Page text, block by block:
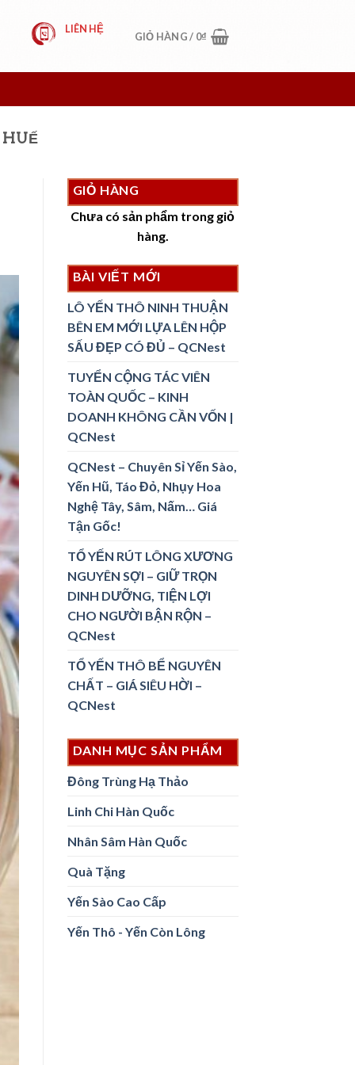
LIÊN HỆ
GIỎ HÀNG / 0₫
GIỎ HÀNG
Chưa có sản phẩm trong giỏ
hàng.
BÀI VIẾT MỚI
LÔ YẾN THÔ NINH THUẬN
BÊN EM MỚI LỰA LÊN HỘP
SẤU ĐẸP CÓ ĐỦ – QCNest
TUYỂN CỘNG TÁC VIÊN
TOÀN QUỐC – KINH
DOANH KHÔNG CẦN VỐN |
QCNest
QCNest – Chuyên Sỉ Yến Sào,
Yến Hũ, Táo Đỏ, Nhụy Hoa
Nghệ Tây, Sâm, Nấm… Giá
Tận Gốc!
TỔ YẾN RÚT LÔNG XƯƠNG
NGUYÊN SỢI – GIỮ TRỌN
DINH DƯỠNG, TIỆN LỢI
CHO NGƯỜI BẬN RỘN –
QCNest
TỔ YẾN THÔ BỂ NGUYÊN
CHẤT – GIÁ SIÊU HỜI –
QCNest
DANH MỤC SẢN PHẨM
Đông Trùng Hạ Thảo
Linh Chi Hàn Quốc
Nhân Sâm Hàn Quốc
Quà Tặng
Yến Sào Cao Cấp
Yến Thô - Yến Còn Lông